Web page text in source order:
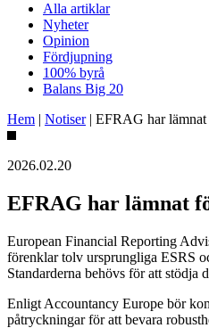
Alla artiklar
Nyheter
Opinion
Fördjupning
100% byrå
Balans Big 20
Hem | Notiser| EFRAG har
2026.02.20
EFRAG har lämnat
European Financial Reporting
förenklar tolv ursprungliga ESRS
Standarderna behövs för att stödja
Enligt Accountancy Europe bör
påtryckningar för att bevara